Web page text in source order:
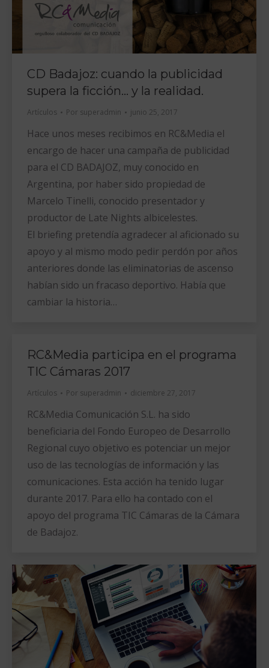
CD Badajoz: cuando la publicidad
supera la ficción… y la realidad.
Artículos Por superadmin junio 25, 2017
Hace unos meses recibimos en RC&Media el
encargo de hacer una campaña de publicidad
para el CD BADAJOZ, muy conocido en
Argentina, por haber sido propiedad de
Marcelo Tinelli, conocido presentador y
productor de Late Nights albicelestes.
El briefing pretendía agradecer al aficionado su
apoyo y al mismo modo pedir perdón por años
anteriores donde las eliminatorias de ascenso
habían sido un fracaso deportivo. Había que
cambiar la historia…
RC&Media participa en el programa
TIC Cámaras 2017
Artículos Por superadmin diciembre 27, 2017
RC&Media Comunicación S.L. ha sido
beneficiaria del Fondo Europeo de Desarrollo
Regional cuyo objetivo es potenciar un mejor
uso de las tecnologías de información y las
comunicaciones. Esta acción ha tenido lugar
durante 2017. Para ello ha contado con el
apoyo del programa TIC Cámaras de la Cámara
de Badajoz.